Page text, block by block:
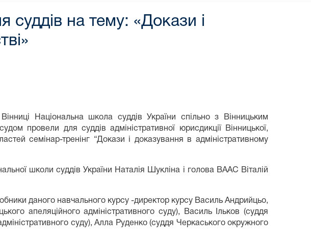
на тему: «Докази і
Національна школа суддів України спільно з Вінницьким
провели для суддів адміністративної юрисдикції Вінницької,
семінар-тренінг “Докази і доказування в адміністративному
школи суддів України Наталія Шукліна і голова ВААС Віталій
даного навчального курсу -директор курсу Василь Андрийцьо,
апеляційного адміністративного суду), Василь Ільков (суддя
суду), Алла Руденко (суддя Черкаського окружного